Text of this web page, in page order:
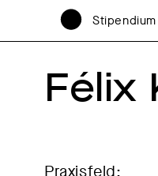
Stipendium
Félix
Praxisfeld: